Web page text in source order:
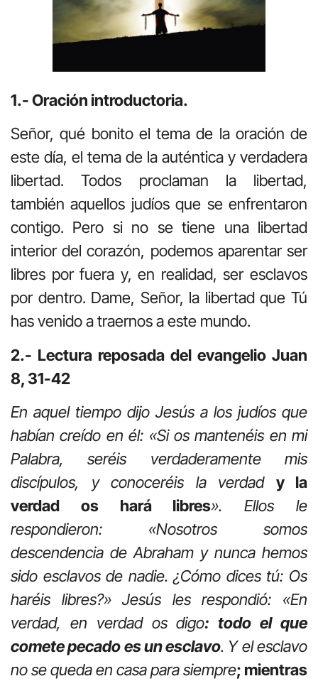
1.- Oración introductoria.
Señor, qué bonito el tema de la oración de
este día, el tema de la auténtica y verdadera
libertad. Todos proclaman la libertad,
también aquellos judíos que se enfrentaron
contigo. Pero si no se tiene una libertad
interior del corazón, podemos aparentar ser
libres por fuera y, en realidad, ser esclavos
por dentro. Dame, Señor, la libertad que Tú
has venido a traernos a este mundo.
2.- Lectura reposada del evangelio Juan
8, 31-42
En aquel tiempo dijo Jesús a los judíos que
habían creído en él: «Si os mantenéis en mi
Palabra, seréis verdaderamente mis
discípulos, y conoceréis la verdad y la
verdad os hará libres». Ellos le
respondieron: «Nosotros somos
descendencia de Abraham y nunca hemos
sido esclavos de nadie. ¿Cómo dices tú: Os
haréis libres?» Jesús les respondió: «En
verdad, en verdad os digo: todo el que
comete pecado es un esclavo. Y el esclavo
no se queda en casa para siempre; mientras